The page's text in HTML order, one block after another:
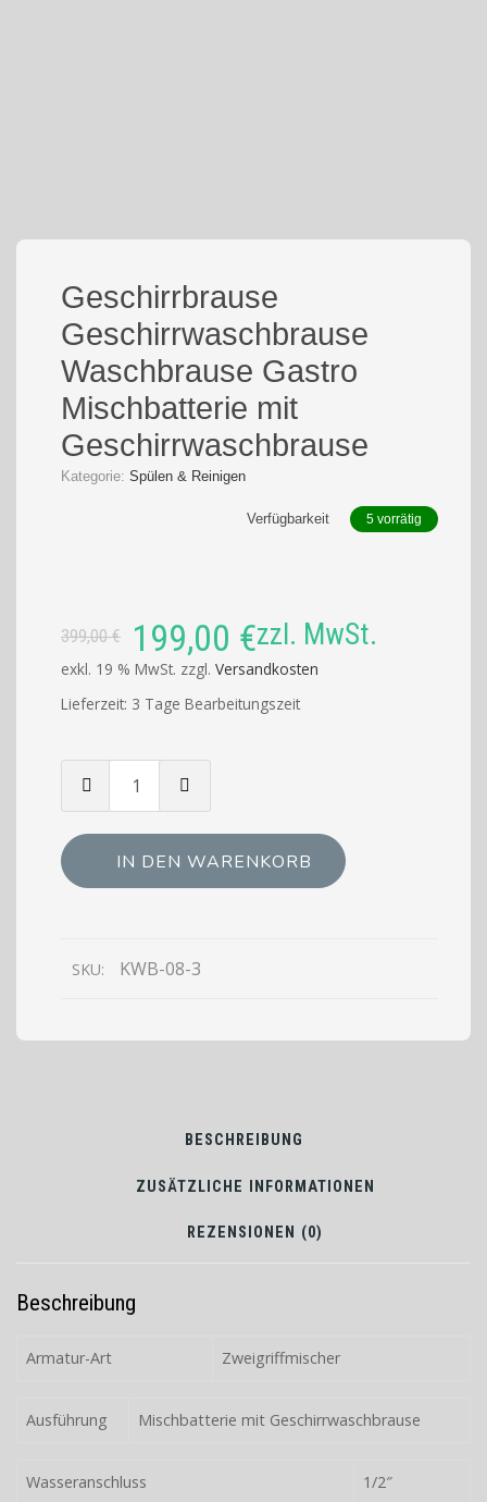
Geschirrbrause
Geschirrwaschbrause
Waschbrause Gastro
Mischbatterie mit
Geschirrwaschbrause
Kategorie: Spülen & Reinigen
Verfügbarkeit 5 vorrätig
399,00€
Ursprünglicher
Preis
war:
199,00 €
Aktueller
Preis
ist:
zzl. MwSt.
exkl. 19 % MwSt. zzgl. Versandkosten
Lieferzeit: 3 Tage Bearbeitungszeit
von
Geschirrwaschbrause
Waschbrause
Geschirrwaschbrause
IN DEN WARENKORB
SKU: KWB-08-3
BESCHREIBUNG
ZUSÄTZLICHE INFORMATIONEN
REZENSIONEN (0)
Beschreibung
Armatur-Art Zweigriffmischer
Ausführung Mischbatterie mit Geschirrwaschbrause
Wasseranschluss 1/2″